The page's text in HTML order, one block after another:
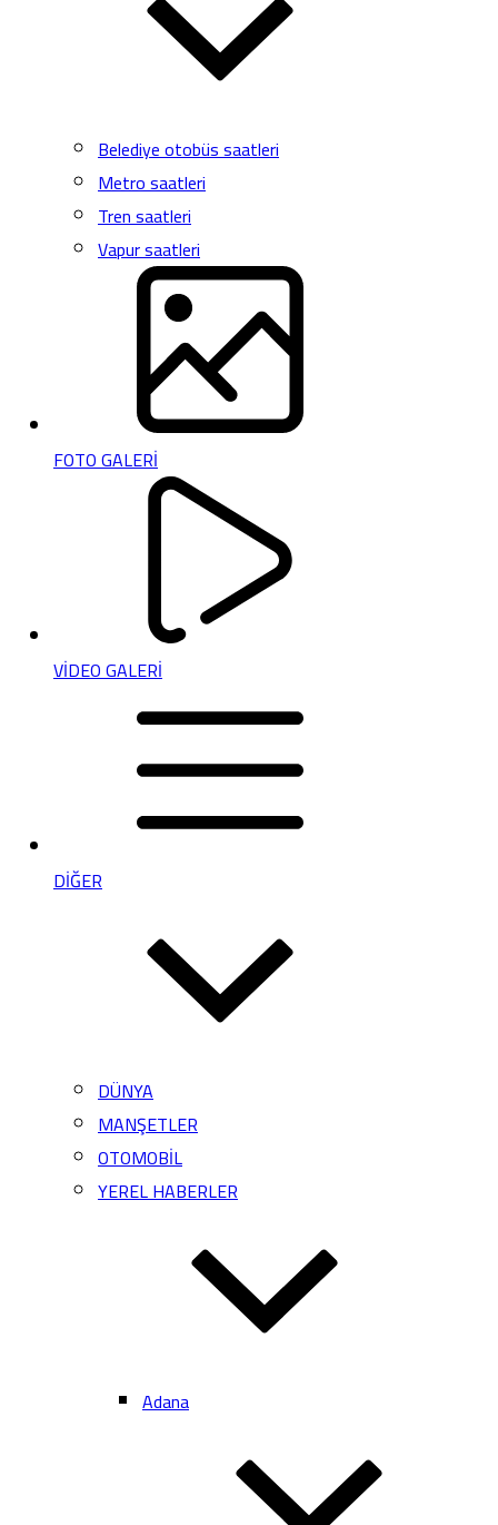
Belediye otobüs saatleri
Metro saatleri
Tren saatleri
Vapur saatleri
FOTO GALERİ
VİDEO GALERİ
DİĞER
DÜNYA
MANŞETLER
OTOMOBİL
YEREL HABERLER
Adana